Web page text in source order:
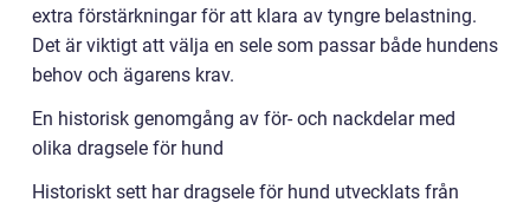
extra förstärkningar för att klara av tyngre belastning.
Det är viktigt att välja en sele som passar både hundens
behov och ägarens krav.
En historisk genomgång av för- och nackdelar med
olika dragsele för hund
Historiskt sett har dragsele för hund utvecklats från